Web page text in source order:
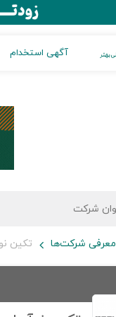
آگهی استخدام
معرفی شرکت‌ها تکین